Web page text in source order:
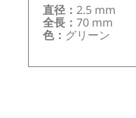
直径： 2.5 mm
全長： 70 mm
色： グリーン